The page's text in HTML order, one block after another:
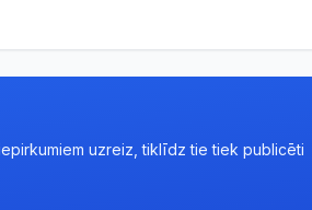
uzreiz, tiklīdz tie tiek publicēti